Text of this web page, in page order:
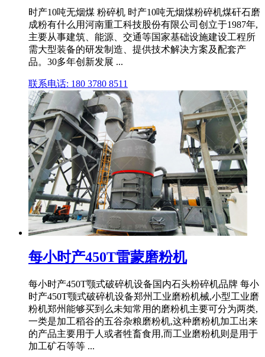
时产10吨无烟煤 粉碎机 时产10吨无烟煤粉碎机煤矸石磨
成粉有什么用河南重工科技股份有限公司创立于1987年,
主要从事建筑、能源、交通等国家基础设施建设工程所
需大型装备的研发制造、提供技术解决方案及配套产
品。30多年创新发展 ...
联系电话: 180 3780 8511
每小时产450T雷蒙磨粉机
每小时产450T颚式破碎机设备国内石头粉碎机品牌 每小
时产450T颚式破碎机设备郑州工业磨粉机械,小型工业磨
粉机郑州能够买到么未知常用的磨粉机主要可分为两类,
一类是加工稻谷的五谷杂粮磨粉机,这种磨粉机加工出来
的产品主要用于人或者牲畜食用,而工业磨粉机则是用于
加工矿石等等 ...